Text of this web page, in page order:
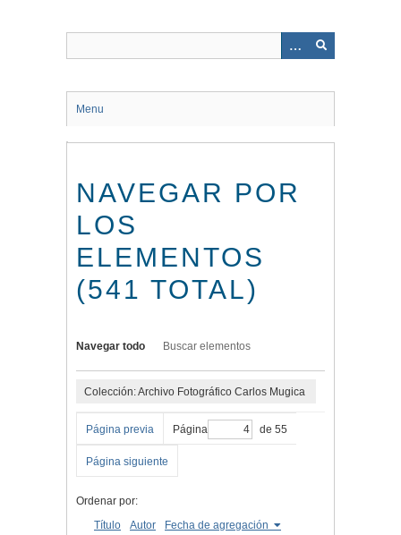
Menu
NAVEGAR POR
LOS
ELEMENTOS
(541 TOTAL)
Navegar todo Buscar elementos
Colección: Archivo Fotográfico Carlos Mugica
Página previa Página de 55
Página siguiente
Ordenar por:
Título
Autor Fecha de agregación